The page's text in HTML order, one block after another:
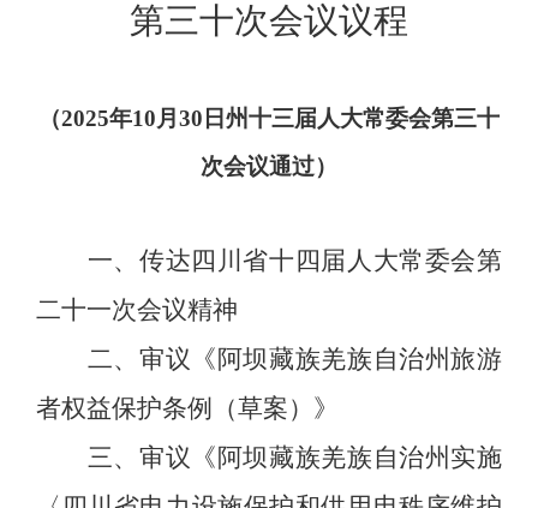
第三十次会议议程
（2025年10月 30 日州十三届人大常委会第三十
次会议通过）
一、 传达四川省十四届人大常委会第
二十一次会议精神
二、 审议《阿坝藏族羌族自治州旅游
者权益保护条例（草案）》
三、 审议《阿坝藏族羌族自治州实施